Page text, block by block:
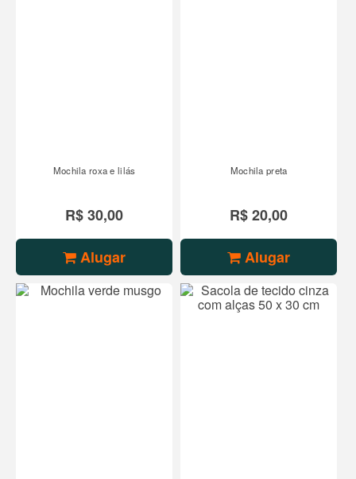
Mochila roxa e lilás
R$ 30,00
Alugar
Mochila preta
R$ 20,00
Alugar